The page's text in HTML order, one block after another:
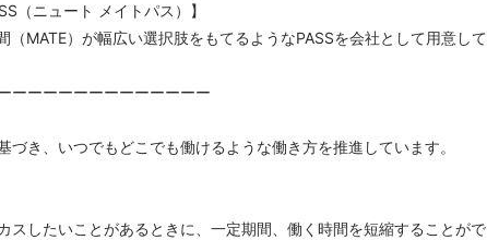
（ニュート メイトパス）】
（MATE）が幅広い選択肢をもてるようなPASSを会社として用意して
ーーーーーーーーーーーーー
づき、いつでもどこでも働けるような働き方を推進しています。
スしたいことがあるときに、一定期間、働く時間を短縮することがで